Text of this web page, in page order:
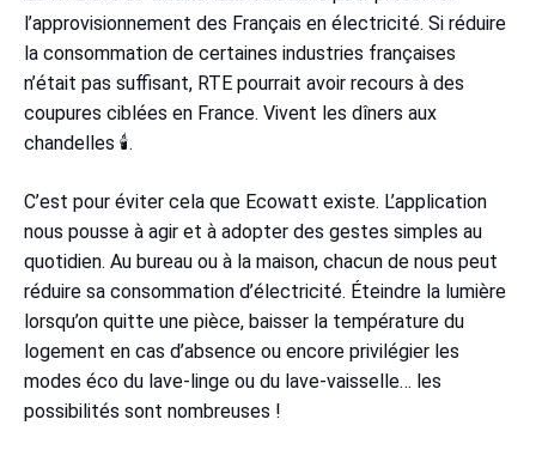
l’approvisionnement des Français en électricité. Si réduire
la consommation de certaines industries françaises
n’était pas suffisant, RTE pourrait avoir recours à des
coupures ciblées en France. Vivent les dîners aux
chandelles 🕯️.
C’est pour éviter cela que Ecowatt existe. L’application
nous pousse à agir et à adopter des gestes simples au
quotidien. Au bureau ou à la maison, chacun de nous peut
réduire sa consommation d’électricité. Éteindre la lumière
lorsqu’on quitte une pièce, baisser la température du
logement en cas d’absence ou encore privilégier les
modes éco du lave-linge ou du lave-vaisselle… les
possibilités sont nombreuses !